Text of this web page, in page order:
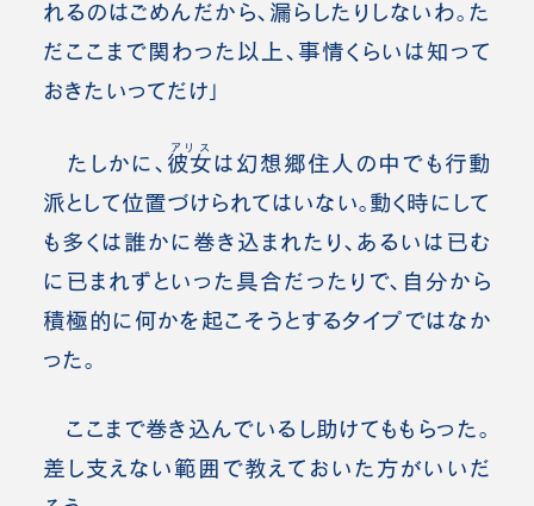
れるのはごめんだから、漏らしたりしないわ。た
だここまで関わった以上、事情くらいは知って
おきたいってだけ」
たしかに、 彼女
アリス
は幻想郷住人の中でも行動
派として位置づけられてはいない。動く時にして
も多くは誰かに巻き込まれたり、あるいは已む
に已まれずといった具合だったりで、自分から
積極的に何かを起こそうとするタイプではなか
った。
ここまで巻き込んでいるし助けてももらった。
差し支えない範囲で教えておいた方がいいだ